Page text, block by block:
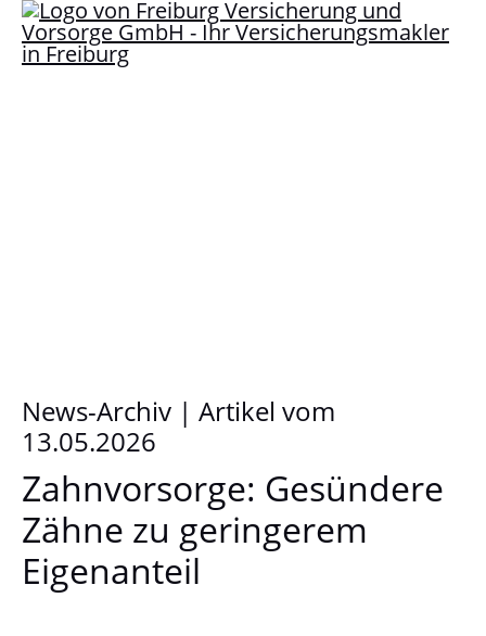
News-Archiv | Artikel vom
13.05.2026
Zahnvorsorge: Gesündere
Zähne zu geringerem
Eigenanteil